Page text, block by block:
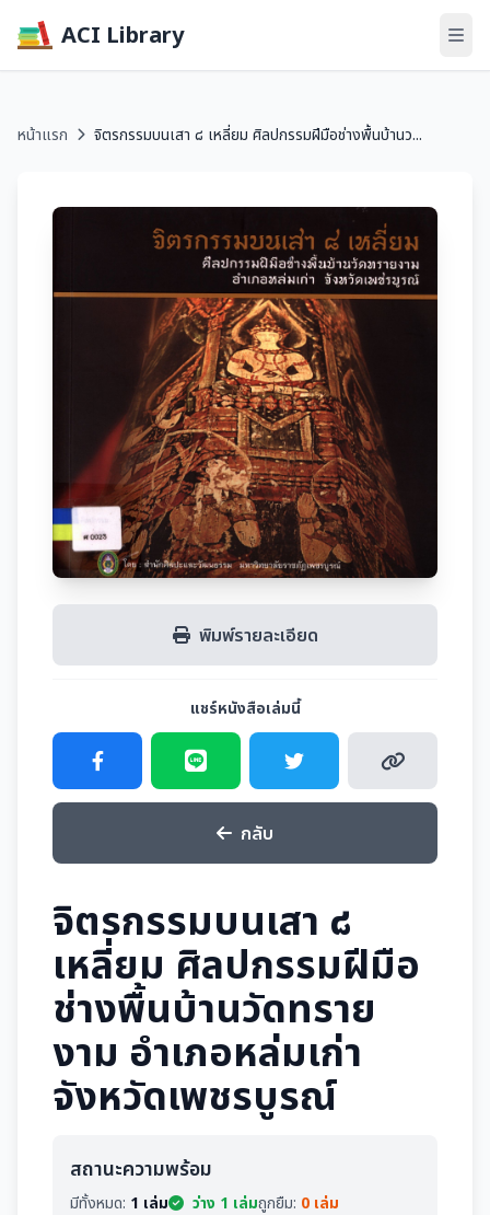
ACI Library
หน้าแรก จิตรกรรมบนเสา ๘ เหลี่ยม ศิลปกรรมฝีมือช่างพื้นบ้านว...
พิมพ์รายละเอียด
แชร์หนังสือเล่มนี้
กลับ
จิตรกรรมบนเสา ๘
เหลี่ยม ศิลปกรรมฝีมือ
ช่างพื้นบ้านวัดทราย
งาม อำเภอหล่มเก่า
จังหวัดเพชรบูรณ์
สถานะความพร้อม
มีทั้งหมด: 1 เล่ม ว่าง 1 เล่มถูกยืม: 0 เล่ม